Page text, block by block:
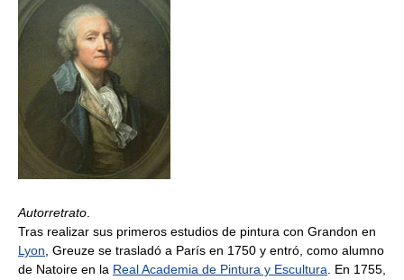
Autorretrato
Tras realizar sus primeros estudios de pintura con Grandon en
Lyon , Greuze se trasladó a París en 1750 y entró, como alumno
de Natoire en la Real Academia de Pintura y Escultura . En 1755,